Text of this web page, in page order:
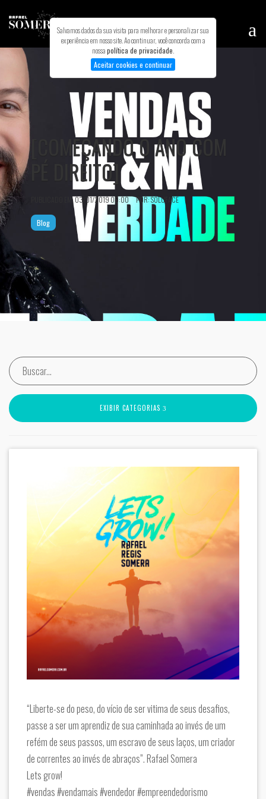
Salvamos dados da sua visita para melhorar e personalizar sua
experiência em nosso site. Ao continuar, você concorda com a
nossapolítica de privacidade
Aceitar cookies e continuar
INÍCIO
MINHA HISTÓRIA
TREINAMENTOS
PODCAST
MEUS LIVROS
CONTATO
[COMEÇANDO O ANO COM
PÉ DIREITO]
PUBLICADO EM: 03/01/2019 09:00 POR: SOLUFACE
Blog
EXIBIR CATEGORIAS
“Liberte-se do peso, do vício de ser vitima de seus desafios,
passe a ser um aprendiz de sua caminhada ao invés de um
refém de seus passos, um escravo de seus laços, um criador
de correntes ao invés de abraços”. Rafael Somera
Lets grow!
#vendas #vendamais #vendedor #empreendedorismo